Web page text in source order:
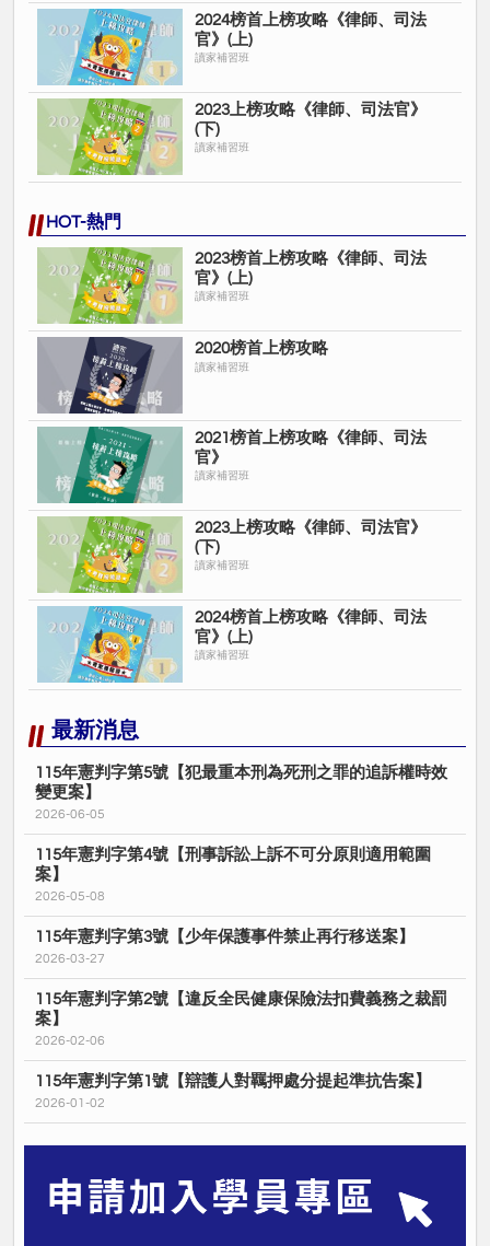
2024榜首上榜攻略《律師、司法
官》(上)
讀家補習班
2023上榜攻略《律師、司法官》
(下)
讀家補習班
HOT-熱門
2023榜首上榜攻略《律師、司法
官》(上)
讀家補習班
2020榜首上榜攻略
讀家補習班
2021榜首上榜攻略《律師、司法
官》
讀家補習班
2023上榜攻略《律師、司法官》
(下)
讀家補習班
2024榜首上榜攻略《律師、司法
官》(上)
讀家補習班
最新消息
115年憲判字第5號【犯最重本刑為死刑之罪的追訴權時效
變更案】
2026-06-05
115年憲判字第4號【刑事訴訟上訴不可分原則適用範圍
案】
2026-05-08
115年憲判字第3號【少年保護事件禁止再行移送案】
2026-03-27
115年憲判字第2號【違反全民健康保險法扣費義務之裁罰
案】
2026-02-06
115年憲判字第1號【辯護人對羈押處分提起準抗告案】
2026-01-02